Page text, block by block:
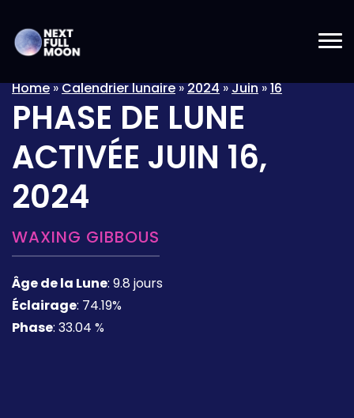
Home»Calendrier lunaire»2024»Juin»16
PHASE DE LUNE
ACTIVÉE JUIN 16,
2024
WAXING GIBBOUS
Âge de la Lune: 9.8 jours
Éclairage: 74.19%
Phase: 33.04 %